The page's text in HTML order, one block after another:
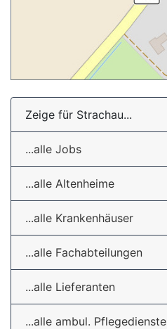
Zeige für Strachau...
...alle Jobs
...alle Altenheime
...alle Krankenhäuser
...alle Fachabteilungen
...alle Lieferanten
...alle ambul. Pflegedienste